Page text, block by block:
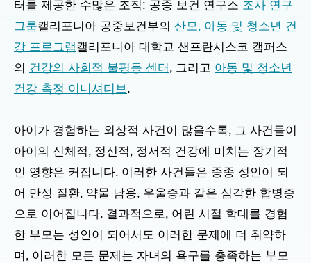
터를 제공한 수많은 조직: 공중 보건 연구소 조사 연구
그룹캘리포니아 공중보건부의 산모, 아동 및 청소년 건
강 프로그램캘리포니아 대학교 샌프란시스코 캠퍼스
의 건강의 사회적 불평등 센터 , 그리고 아동 및 청소년
건강 측정 이니셔티브.
아이가 경험하는 외상적 사건이 많을수록, 그 사건들이
아이의 신체적, 정신적, 정서적 건강에 미치는 장기적
인 영향은 커집니다. 이러한 사건들은 종종 성인이 되
어 만성 질환, 약물 남용, 우울증과 같은 심각한 합병증
으로 이어집니다. 결과적으로, 어린 시절 학대를 경험
한 부모는 성인이 되어서도 이러한 문제에 더 취약하
며, 이러한 모든 문제는 자녀의 욕구를 충족하는 부모